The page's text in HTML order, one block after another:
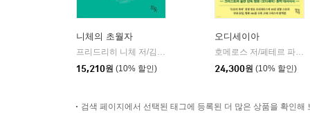
니체의 초월자
프리드리히 니체 저/김철 편역
15,210원 (10% 할인)
오디세이아
호메로스 저/페테르 파울 루벤스 그림/박문재 역
24,300원 (10% 할인)
검색 페이지에서 선택된 태그에 등록된 더 많은 상품을 확인해